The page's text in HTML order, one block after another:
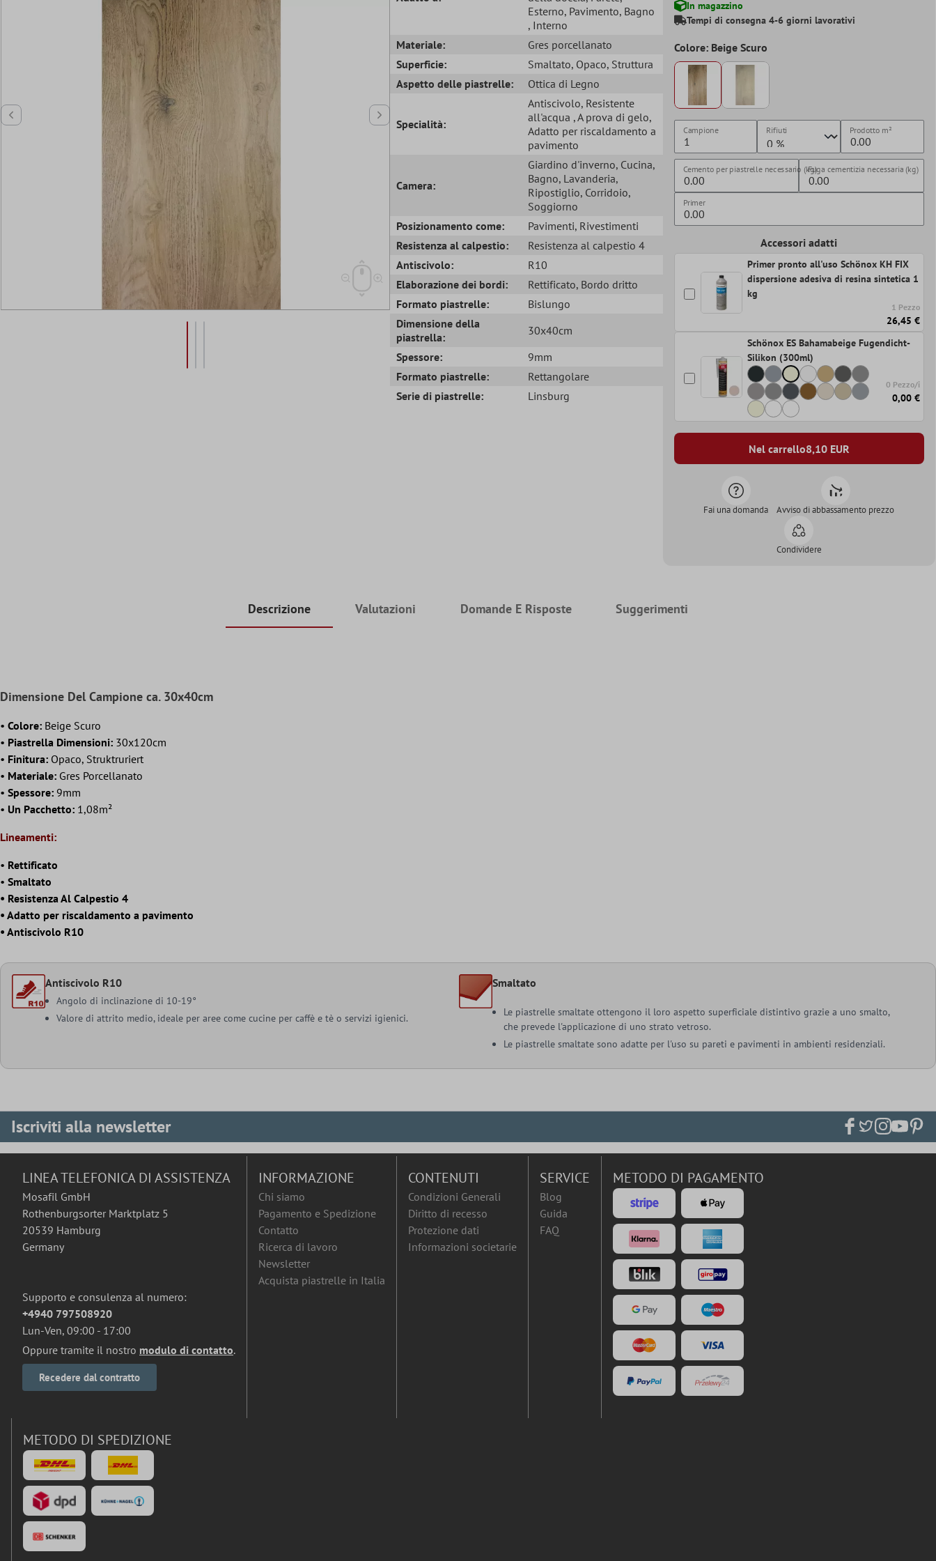
Esterno, Pavimento, Bagno
, Interno
Materiale:
Gres porcellanato
Superficie:
Smaltato, Opaco, Struttura
Aspetto delle piastrelle:
Ottica di Legno
Specialità:
Antiscivolo, Resistente
all'acqua , A prova di gelo,
Adatto per riscaldamento a
pavimento
Camera:
Giardino d'inverno, Cucina,
Bagno, Lavanderia,
Ripostiglio, Corridoio,
Soggiorno
Posizionamento come:
Pavimenti, Rivestimenti
Resistenza al calpestio:
Resistenza al calpestio 4
Antiscivolo:
R10
Elaborazione dei bordi:
Rettificato, Bordo dritto
Formato piastrelle:
Bislungo
Dimensione della
piastrella:
30x40cm
Spessore:
9mm
Formato piastrelle:
Rettangolare
Serie di piastrelle:
Linsburg
In magazzino
Tempi di consegna 4-6 giorni lavorativi
Colore: Beige Scuro
Campione Rifiuti Prodotto m²
Cemento per piastrelle necessario (kg)Fuga cementizia necessaria (kg)
Primer
Accessori adatti
Primer pronto all'uso Schönox KH FIX
dispersione adesiva di resina sintetica 1
kg
1 Pezzo
26,45 €
Schönox ES Bahamabeige Fugendicht-
Silikon (300ml)
0 Pezzo/i
0,00 €
Nel carrello8,10EUR
Fai una domanda Avviso di abbassamento prezzo
Condividere
Descrizione Valutazioni Domande E Risposte Suggerimenti
Dimensione Del Campione ca. 30x40cm
• Colore: Beige Scuro
• Piastrella Dimensioni: 30x120cm
• Finitura: Opaco, Struktruriert
• Materiale: Gres Porcellanato
• Spessore: 9mm
• Un Pacchetto: 1,08m²
Lineamenti:
• Rettificato
• Smaltato
• Resistenza Al Calpestio 4
• Adatto per riscaldamento a pavimento
• Antiscivolo R10
Antiscivolo R10
Angolo di inclinazione di 10-19°
Valore di attrito medio, ideale per aree come cucine per caffè e tè o servizi igienici.
Smaltato
Le piastrelle smaltate ottengono il loro aspetto superficiale distintivo grazie a uno smalto,
che prevede l'applicazione di uno strato vetroso.
Le piastrelle smaltate sono adatte per l'uso su pareti e pavimenti in ambienti residenziali.
Iscriviti alla newsletter
LINEA TELEFONICA DI ASSISTENZA
Mosafil GmbH
Rothenburgsorter Marktplatz 5
20539 Hamburg
Germany
Supporto e consulenza al numero:
+4940 797508920
Lun-Ven, 09:00 - 17:00
Oppure tramite il nostro modulo di contatto.
Recedere dal contratto
INFORMAZIONE
Chi siamo
Pagamento e Spedizione
Contatto
Ricerca di lavoro
Newsletter
Acquista piastrelle in Italia
CONTENUTI
Condizioni Generali
Diritto di recesso
Protezione dati
Informazioni societarie
SERVICE
Blog
Guida
FAQ
METODO DI PAGAMENTO
METODO DI SPEDIZIONE